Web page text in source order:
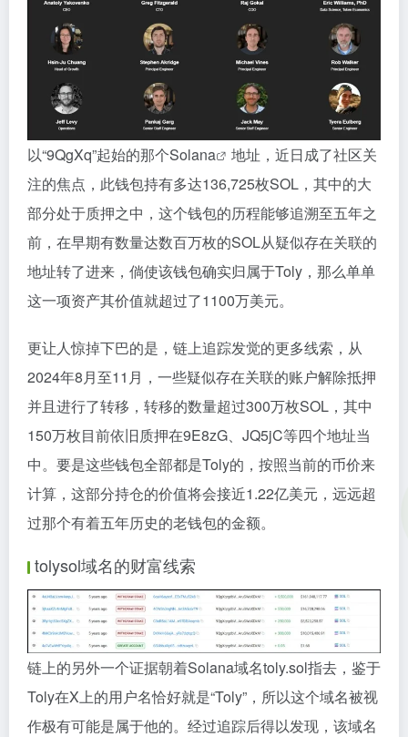
以“9QgXq”起始的那个Solana
地址，近日成了社区关
注的焦点，此钱包持有多达136,725枚SOL，其中的大
部分处于质押之中，这个钱包的历程能够追溯至五年之
前，在早期有数量达数百万枚的SOL从疑似存在关联的
地址转了进来，倘使该钱包确实归属于Toly，那么单单
这一项资产其价值就超过了1100万美元。
更让人惊掉下巴的是，链上追踪发觉的更多线索，从
2024年8月至11月，一些疑似存在关联的账户解除抵押
并且进行了转移，转移的数量超过300万枚SOL，其中
150万枚目前依旧质押在9E8zG、JQ5jC等四个地址当
中。要是这些钱包全部都是Toly的，按照当前的币价来
计算，这部分持仓的价值将会接近1.22亿美元，远远超
过那个有着五年历史的老钱包的金额。
tolysol域名的财富线索
链上的另外一个证据朝着Solana域名toly.sol指去，鉴于
Toly在X上的用户名恰好就是“Toly”，所以这个域名被视
作极有可能是属于他的。经过追踪后得以发现，该域名